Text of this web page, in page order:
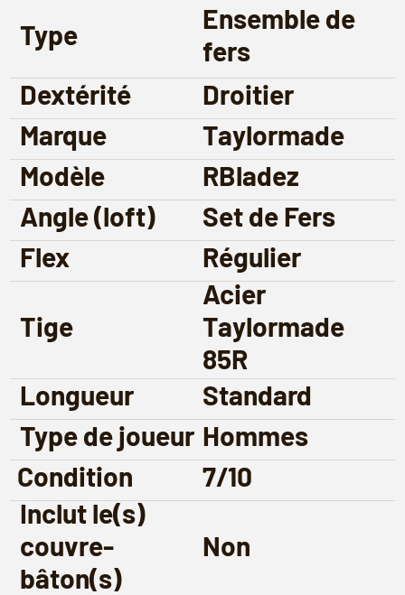
Type
Ensemble de
fers
Taylormade
Marque
Modèle
RBladez
Angle (loft)
Set de Fers
Flex
Régulier
Tige
Acier
Taylormade
85R
Longueur
Standard
Type de joueur Hommes
Condition
7/10
Inclut le(s)
couvre-
bâton(s)
Non
Dextérité Droitier